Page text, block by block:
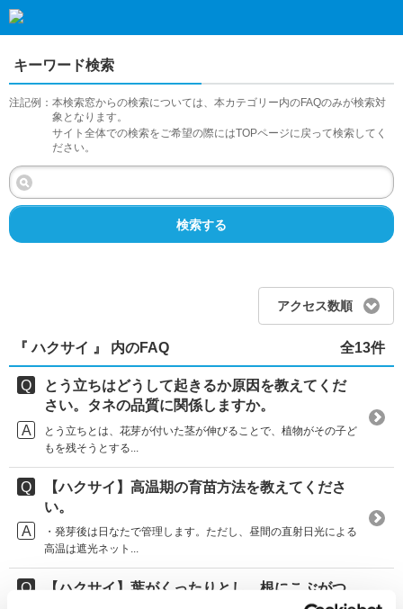
キーワード検索
注記例： 本検索窓からの検索については、本カテゴリー内のFAQのみが検索対
象となります。
サイト全体での検索をご希望の際にはTOPページに戻って検索してく
ださい。
検索する
アクセス数順
『 ハクサイ 』 内のFAQ 全13件
とう立ちはどうして起きるか原因を教えてくだ
さい。タネの品質に関係しますか。
とう立ちとは、花芽が付いた茎が伸びることで、植物がその子ど
もを残そうとする...
【ハクサイ】高温期の育苗方法を教えてくださ
い。
・発芽後は日なたで管理します。ただし、昼間の直射日光による
高温は遮光ネット...
【ハクサイ】葉がくったりとし、根にこぶがつ